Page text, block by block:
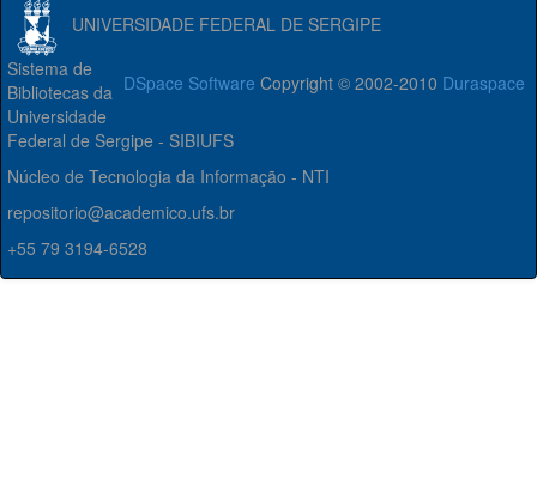
UNIVERSIDADE FEDERAL DE SERGIPE
DSpace Software Copyright © 2002-2010 Duraspace
Sistema de
Bibliotecas da
Universidade
Federal de Sergipe - SIBIUFS
Núcleo de Tecnologia da Informação - NTI
repositorio@academico.ufs.br
+55 79 3194-6528